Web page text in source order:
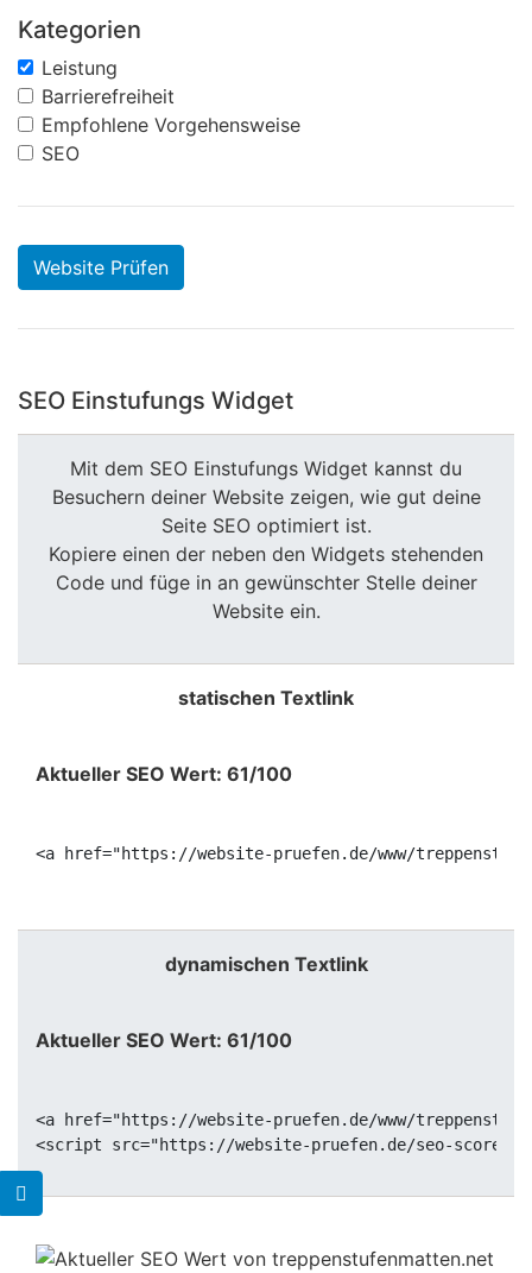
Kategorien
Leistung
Barrierefreiheit
Empfohlene Vorgehensweise
SEO
Website Prüfen
SEO Einstufungs Widget
Mit dem SEO Einstufungs Widget kannst du
Besuchern deiner Website zeigen, wie gut deine
Seite SEO optimiert ist.
Kopiere einen der neben den Widgets stehenden
Code und füge in an gewünschter Stelle deiner
Website ein.
statischen Textlink
Aktueller SEO Wert: 61/100
<a href="https://website-pruefen.de/www/
dynamischen Textlink
Aktueller SEO Wert: 61/100
<a href="https://website-pruefen.de/www/